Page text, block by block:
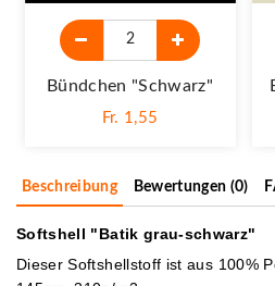
Bündchen "schwarz"
Fr. 1,55
Beschreibung Bewertungen (0)
Softshell "Batik grau-schwarz"
Dieser Softshellstoff ist aus 100%